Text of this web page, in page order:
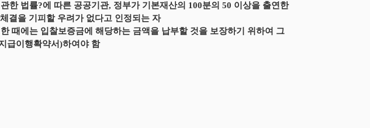
한 법률?에 따른 공공기관, 정부가 기본재산의 100분의 50 이상을 출연한
결을 기피할 우려가 없다고 인정되는 자
때에는 입찰보증금에 해당하는 금액을 납부할 것을 보장하기 위하여 그
급이행확약서)하여야 함